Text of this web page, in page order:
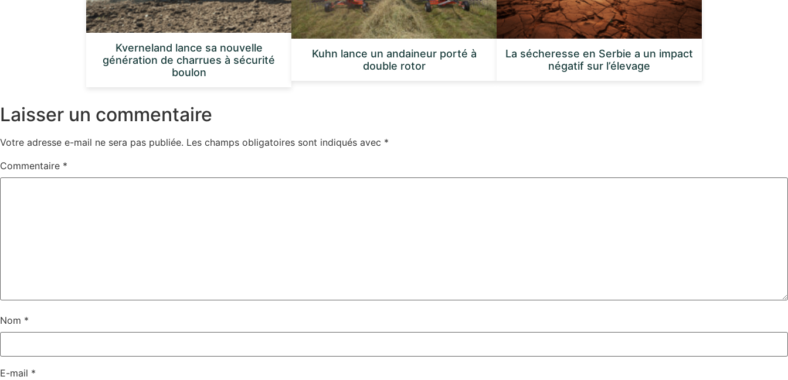
Kverneland lance sa nouvelle
génération de charrues à sécurité
boulon
Kuhn lance un andaineur porté à
double rotor
La sécheresse en Serbie a un impact
négatif sur l’élevage
Laisser un commentaire
Votre adresse e-mail ne sera pas publiée. Les champs obligatoires sont indiqués avec *
Commentaire *
Nom *
E-mail *